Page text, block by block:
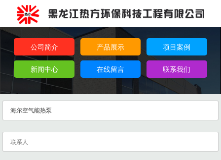
公司简介 产品展示 项目案例
新闻中心 在线留言 联系我们